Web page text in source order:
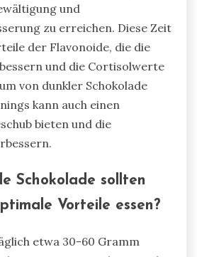
und
zu erreichen. Diese Zeit
der Flavonoide, die die
und die Cortisolwerte
von dunkler Schokolade
kann auch einen
bieten und die
Schokolade sollten
Vorteile essen?
etwa 30-60 Gramm